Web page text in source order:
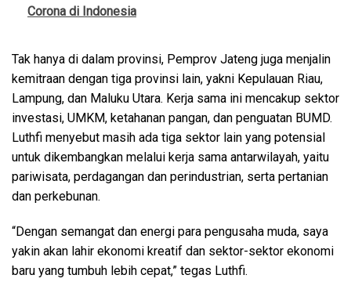
Corona di Indonesia
Tak hanya di dalam provinsi, Pemprov Jateng juga menjalin
kemitraan dengan tiga provinsi lain, yakni Kepulauan Riau,
Lampung, dan Maluku Utara. Kerja sama ini mencakup sektor
investasi, UMKM, ketahanan pangan, dan penguatan BUMD.
Luthfi menyebut masih ada tiga sektor lain yang potensial
untuk dikembangkan melalui kerja sama antarwilayah, yaitu
pariwisata, perdagangan dan perindustrian, serta pertanian
dan perkebunan.
“Dengan semangat dan energi para pengusaha muda, saya
yakin akan lahir ekonomi kreatif dan sektor-sektor ekonomi
baru yang tumbuh lebih cepat,” tegas Luthfi.